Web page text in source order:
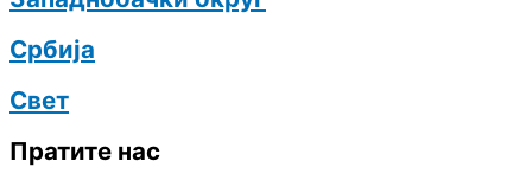
Србија
Свет
Пратите нас